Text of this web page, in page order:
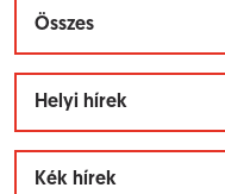
Összes
Helyi hírek
Kék hírek